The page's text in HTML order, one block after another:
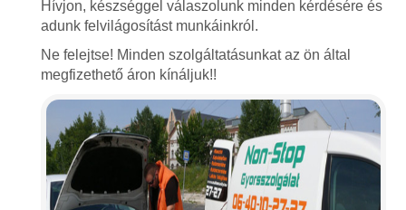
Hívjon, készséggel válaszolunk minden kérdésére és
adunk felvilágosítást munkáinkról.
Ne felejtse! Minden szolgáltatásunkat az ön által
megfizethető áron kínáljuk!!